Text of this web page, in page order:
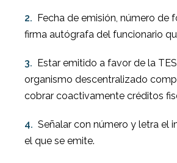
2.
Fecha de emisión, número de
firma autógrafa del funcionario
3.
Estar emitido a favor de la
organismo descentralizado
cobrar coactivamente créditos
4. Señalar con número y letra el
el que se emite.